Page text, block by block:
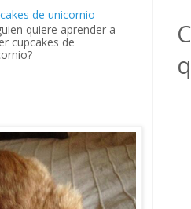
de unicornio
quiere aprender a
cupcakes de